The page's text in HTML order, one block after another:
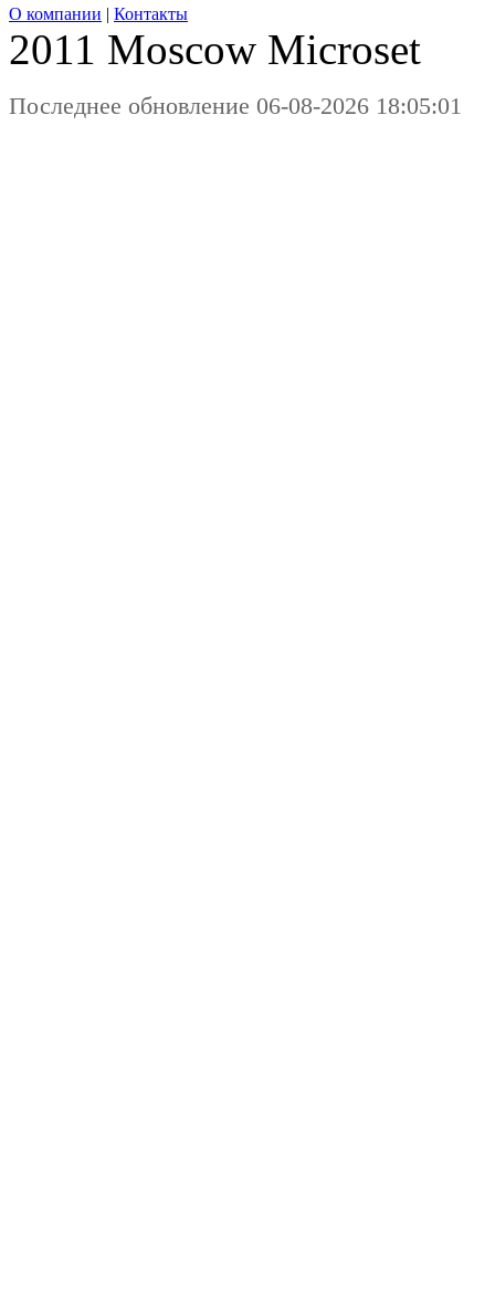
О компании | Контакты
2011 Moscow Microset
Последнее обновление 06-08-2026 18:05:01